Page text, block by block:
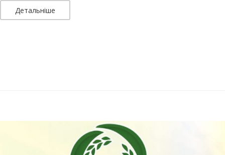
Детальніше